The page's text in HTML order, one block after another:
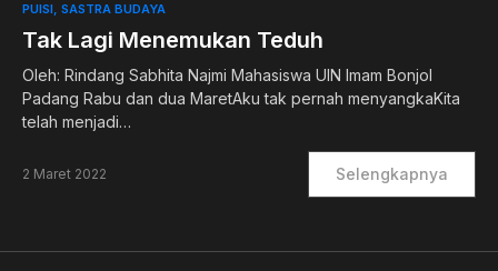
PUISI SASTRA BUDAYA
Tak Lagi Menemukan Teduh
Oleh: Rindang Sabhita Najmi Mahasiswa UIN Imam Bonjol
Padang Rabu dan dua MaretAku tak pernah menyangkaKita
telah menjadi…
2 Maret 2022 Selengkapnya